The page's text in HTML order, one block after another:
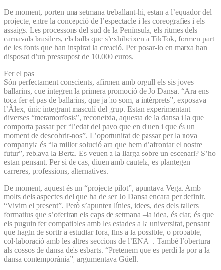
De moment, porten una setmana treballant-hi, estan a l’equador del
projecte, entre la concepció de l’espectacle i les coreografies i els
assaigs. Les processons del sud de la Península, els ritmes dels
carnavals brasilers, els balls que s’exhibeixen a TikTok, formen part
de les fonts que han inspirat la creació. Per posar-lo en marxa han
disposat d’un pressupost de 10.000 euros.
Fer el pas
Són perfectament conscients, afirmen amb orgull els sis joves
ballarins, que integren la primera promoció de Jo Dansa. “Ara ens
toca fer el pas de ballarins, que ja ho som, a intèrprets”, exposava
l’Àlex, únic integrant masculí del grup. Estan experimentant
diverses “metamorfosis”, reconeixia, aquesta de la dansa i la que
comporta passar per “l’edat del pavo que en diuen i que és un
moment de descobrir-nos”. L’oportunitat de passar per la nova
companyia és “la millor solució ara que hem d’afrontar el nostre
futur”, reblava la Berta. Es veuen a la llarga sobre un escenari? S’ho
estan pensant. Per si de cas, diuen amb cautela, es plantegen
carreres, professions, alternatives.
De moment, aquest és un “projecte pilot”, apuntava Vega. Amb
molts dels aspectes del que ha de ser Jo Dansa encara per definir.
“Vivim el present”. Però s’apunten línies, idees, des dels tallers
formatius que s’oferiran els caps de setmana –la idea, és clar, és que
els puguin fer compatibles amb les estades a la universitat, pensant
que hagin de sortir a estudiar fora, fins a la possible, o probable,
col·laboració amb les altres seccions de l’ENA–. També l’obertura
als cossos de dansa dels esbarts. “Pretenem que es perdi la por a la
dansa contemporània”, argumentava Güell.